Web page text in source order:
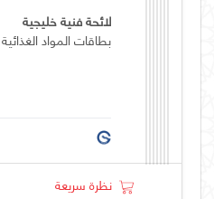
لائحة فنية خليجية
بطاقات المواد
نظرة سريعة